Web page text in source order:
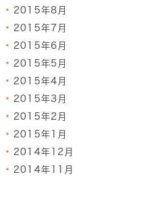
2015年8月
2015年7月
2015年6月
2015年5月
2015年4月
2015年3月
2015年2月
2015年1月
2014年12月
2014年11月